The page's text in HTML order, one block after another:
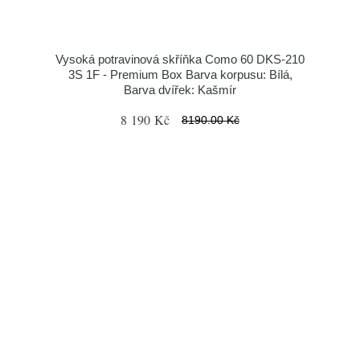
Vysoká potravinová skříňka Como 60 DKS-210
3S 1F - Premium Box Barva korpusu: Bílá,
Barva dvířek: Kašmír
8 190 Kč 8190.00 Kč